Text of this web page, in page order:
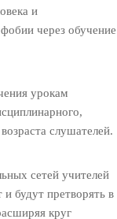
и
через обучение
урокам
слушателей.
сетей учителей
будут претворять в
круг